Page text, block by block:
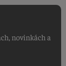
novinkách a